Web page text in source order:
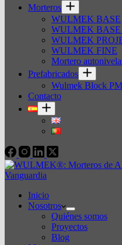
Morteros
WULMEK BASE
WULMEK BASE
WULMEK
WULMEK FINE
Mortero
Prefabricados
Wulmek Block PM
Contacto
Inicio
Nosotros
Quiénes somos
Proyectos
Blog